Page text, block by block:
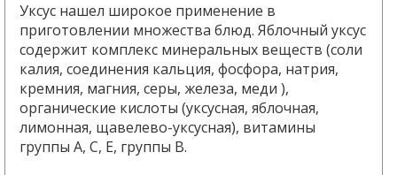
Уксус нашел широкое применение в
приготовлении множества блюд. Яблочный уксус
содержит комплекс минеральных веществ (соли
калия, соединения кальция, фосфора, натрия,
кремния, магния, серы, железа, меди ),
органические кислоты (уксусная, яблочная,
лимонная, щавелево-уксусная), витамины
группы А, С, Е, группы В.